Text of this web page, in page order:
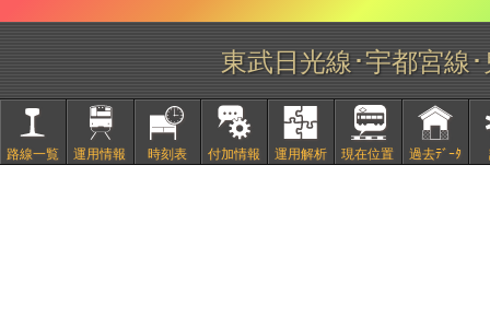
東武日光線･宇都宮線
路線一覧 運用情報 時刻表 付加情報 運用解析 現在位置 過去ﾃﾞｰﾀ